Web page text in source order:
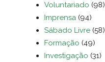
Voluntariado (98)
Imprensa (94)
Sábado Livre (58)
Formação (49)
Investigação (31)